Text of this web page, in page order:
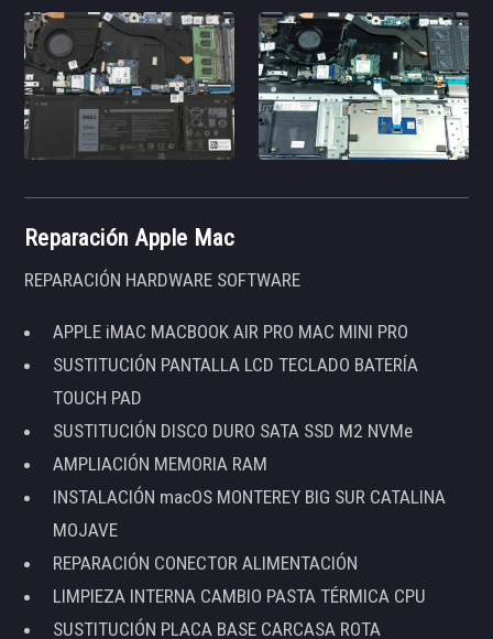
Reparación Apple Mac
REPARACIÓN HARDWARE SOFTWARE
APPLE iMAC MACBOOK AIR PRO MAC MINI PRO
SUSTITUCIÓN PANTALLA LCD TECLADO BATERÍA
TOUCH PAD
SUSTITUCIÓN DISCO DURO SATA SSD M2 NVMe
AMPLIACIÓN MEMORIA RAM
INSTALACIÓN macOS MONTEREY BIG SUR CATALINA
MOJAVE
REPARACIÓN CONECTOR ALIMENTACIÓN
LIMPIEZA INTERNA CAMBIO PASTA TÉRMICA CPU
SUSTITUCIÓN PLACA BASE CARCASA ROTA